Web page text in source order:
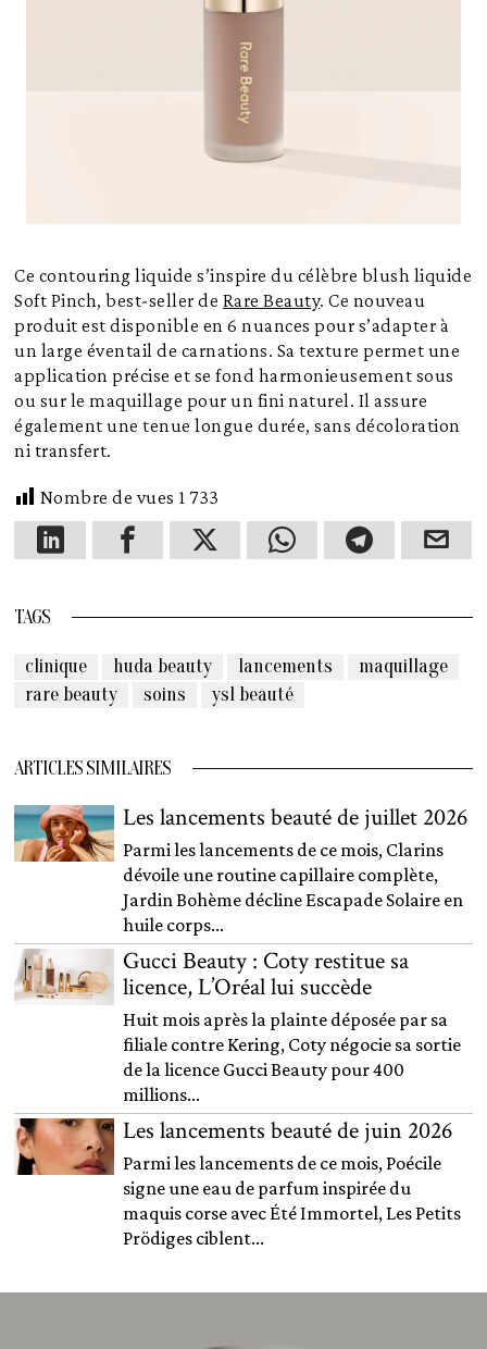
Ce contouring liquide s’inspire du célèbre blush liquide
Soft Pinch, best-seller de Rare Beauty. Ce nouveau
produit est disponible en 6 nuances pour s’adapter à
un large éventail de carnations. Sa texture permet une
application précise et se fond harmonieusement sous
ou sur le maquillage pour un fini naturel. Il assure
également une tenue longue durée, sans décoloration
ni transfert.
Nombre de vues 1 733
TAGS
clinique huda beauty lancements
maquillage
rare beauty
soins ysl beauté
ARTICLES SIMILAIRES
Les lancements beauté de juillet 2026
Parmi les lancements de ce mois, Clarins
dévoile une routine capillaire complète,
Jardin Bohème décline Escapade Solaire en
huile corps...
Gucci Beauty : Coty restitue sa
licence, L’Oréal lui succède
Huit mois après la plainte déposée par sa
filiale contre Kering, Coty négocie sa sortie
de la licence Gucci Beauty pour 400
millions...
Les lancements beauté de juin 2026
Parmi les lancements de ce mois, Poécile
signe une eau de parfum inspirée du
maquis corse avec Été Immortel, Les Petits
Prödiges ciblent...